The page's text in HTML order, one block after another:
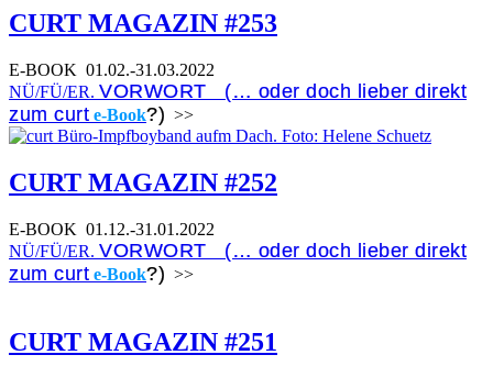
CURT MAGAZIN #253
E-BOOK 01.02.-31.03.2022
NÜ/FÜ/ER. VORWORT (… oder doch lieber direkt
zum curt e-Book?) >>
CURT MAGAZIN #252
E-BOOK 01.12.-31.01.2022
NÜ/FÜ/ER. VORWORT (… oder doch lieber direkt
zum curt e-Book?) >>
CURT MAGAZIN #251